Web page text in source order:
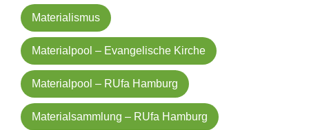
Materialismus
Materialpool – Evangelische Kirche
Materialpool – RUfa Hamburg
Materialsammlung – RUfa Hamburg